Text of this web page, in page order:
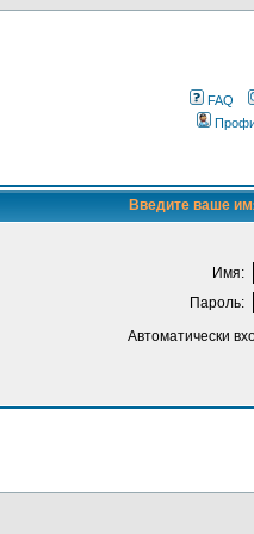
FAQ
Введите ваше
Имя:
Пароль:
Автоматически